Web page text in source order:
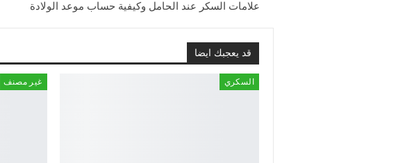
علامات السكر عند الحامل وكيفية حساب موعد الولادة
قد يعجبك ايضا
السكري غير مصنف